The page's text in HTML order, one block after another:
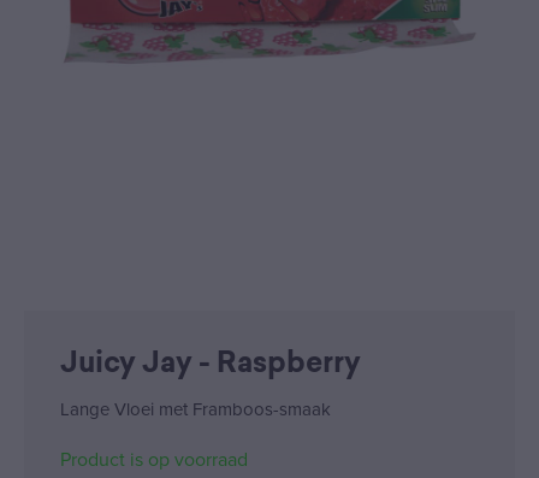
Juicy Jay - Raspberry
Lange Vloei met Framboos-smaak
Product is op voorraad